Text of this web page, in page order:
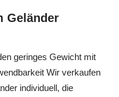
Geländer
geringes Gewicht mit
Wir verkaufen
individuell, die